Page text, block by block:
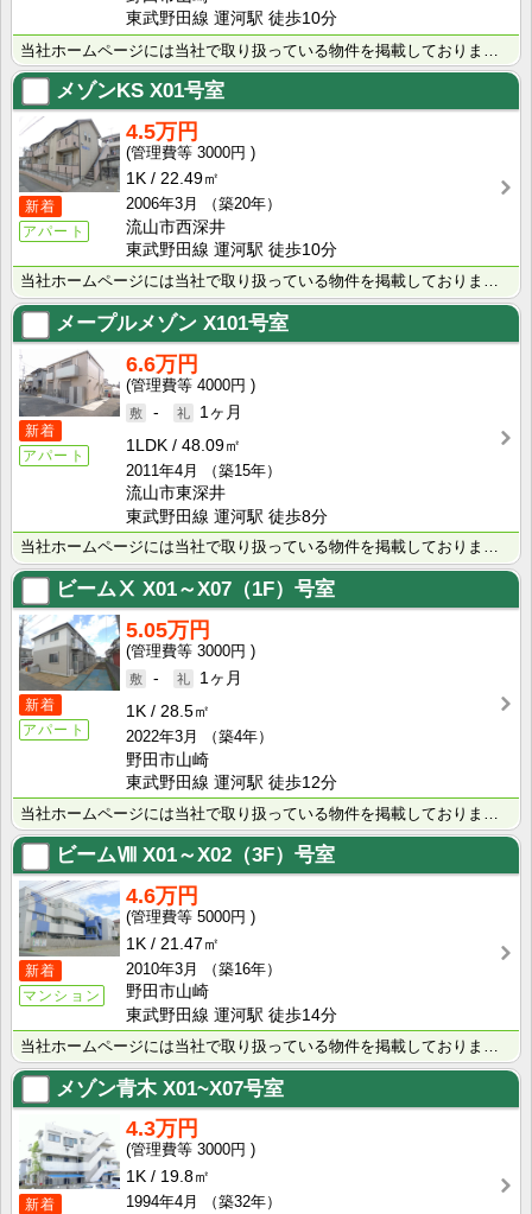
東武野田線 運河駅 徒歩10分
メゾンKS X01号室
新着
アパート
4.5万円
3000円
1K
22.49㎡
2006年3月
（築20年）
流山市西深井
東武野田線 運河駅 徒歩10分
当社ホームページには当社で取り扱っている物件を掲載しております。 現在の募集状況に関しては、スタッフ･･･
メープルメゾン X101号室
新着
アパート
6.6万円
4000円
-
1ヶ月
1LDK
48.09㎡
2011年4月
（築15年）
流山市東深井
東武野田線 運河駅 徒歩8分
当社ホームページには当社で取り扱っている物件を掲載しております。 現在の募集状況に関しては、スタッフ･･･
ビームⅩ X01～X07（1F）号室
新着
アパート
5.05万円
3000円
-
1ヶ月
1K
28.5㎡
2022年3月
（築4年）
野田市山崎
東武野田線 運河駅 徒歩12分
ビームⅧ X01～X02（3F）号室
新着
マンション
4.6万円
5000円
1K
21.47㎡
2010年3月
（築16年）
野田市山崎
東武野田線 運河駅 徒歩14分
メゾン青木X01~X07号室
新着
4.3万円
3000円
1K
19.8㎡
1994年4月
（築32年）